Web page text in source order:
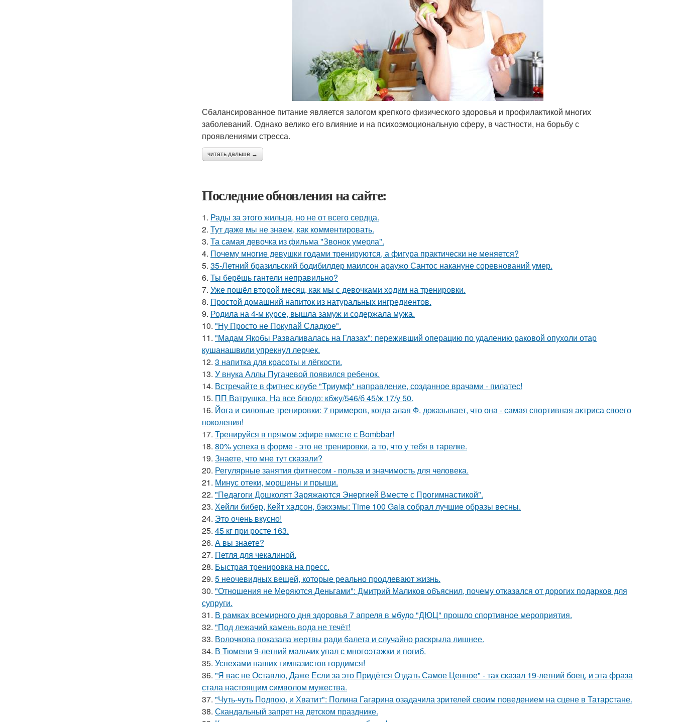
Сбалансированное питание является залогом крепкого физического здоровья и профилактикой многих
заболеваний. Однако велико его влияние и на психоэмоциональную сферу, в частности, на борьбу с
проявлениями стресса.
читать дальше →
Последние обновления на сайте:
1. Рады за этого жильца, но не от всего сердца.
2. Тут даже мы не знаем, как комментировать.
3. Та самая девочка из фильма "Звонок умерла".
4. Почему многие девушки годами тренируются, а фигура практически не меняется?
5. 35-Летний бразильский бодибилдер маилсон араужо Сантос накануне соревнований умер.
6. Ты берёшь гантели неправильно?
7. Уже пошёл второй месяц, как мы с девочками ходим на тренировки.
8. Простой домашний напиток из натуральных ингредиентов.
9. Родила на 4-м курсе, вышла замуж и содержала мужа.
10. "Ну Просто не Покупай Сладкое".
11. "Мадам Якобы Разваливалась на Глазах": переживший операцию по удалению раковой опухоли отар
кушанашвили упрекнул лерчек.
12. 3 напитка для красоты и лёгкости.
13. У внука Аллы Пугачевой появился ребенок.
14. Встречайте в фитнес клубе "Триумф" направление, созданное врачами - пилатес!
15. ПП Ватрушка. На все блюдо: кбжу/546/б 45/ж 17/у 50.
16. Йога и силовые тренировки: 7 примеров, когда алая Ф. доказывает, что она - самая спортивная актриса своего
поколения!
17. Тренируйся в прямом эфире вместе с Bombbar!
18. 80% успеха в форме - это не тренировки, а то, что у тебя в тарелке.
19. Знаете, что мне тут сказали?
20. Регулярные занятия фитнесом - польза и значимость для человека.
21. Минус отеки, морщины и прыщи.
22. "Педагоги Дошколят Заряжаются Энергией Вместе с Прогимнастикой".
23. Хейли бибер, Кейт хадсон, бэкхэмы: Time 100 Gala собрал лучшие образы весны.
24. Это очень вкусно!
25. 45 кг при росте 163.
26. А вы знаете?
27. Петля для чекалиной.
28. Быстрая тренировка на пресс.
29. 5 неочевидных вещей, которые реально продлевают жизнь.
30. "Отношения не Меряются Деньгами": Дмитрий Маликов объяснил, почему отказался от дорогих подарков для
супруги.
31. В рамках всемирного дня здоровья 7 апреля в мбудо "ДЮЦ" прошло спортивное мероприятия.
32. "Под лежачий камень вода не течёт!
33. Волочкова показала жертвы ради балета и случайно раскрыла лишнее.
34. В Тюмени 9-летний мальчик упал с многоэтажки и погиб.
35. Успехами наших гимназистов гордимся!
36. "Я вас не Оставлю, Даже Если за это Придётся Отдать Самое Ценное" - так сказал 19-летний боец, и эта фраза
стала настоящим символом мужества.
37. "Чуть-чуть Подпою, и Хватит": Полина Гагарина озадачила зрителей своим поведением на сцене в Татарстане.
38. Скандальный запрет на детском празднике.